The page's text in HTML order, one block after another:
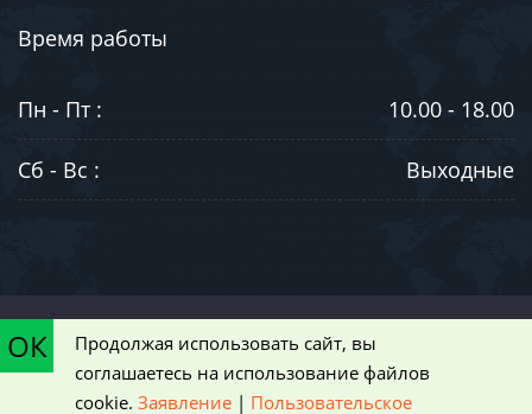
Время работы
Пн - Пт : 10.00 - 18.00
Сб - Вс : Выходные
ознакомительный характер и не является публичной офертой,
определяемой положениями статьи 437 Гражданского кодекса РФ
ОК
Продолжая использовать сайт, вы
соглашаетесь на использование файлов
cookie. Заявление | Пользовательское